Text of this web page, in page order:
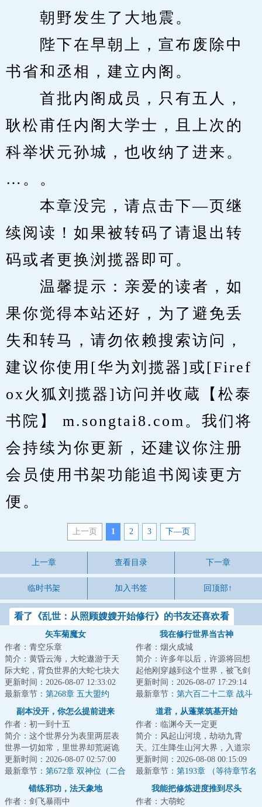
朝野发生了大地震。
陛下在早朝上，宣布废除中
书省和丞相，建立内阁。
首批内阁成员，只有五人，
耿松甫任内阁大学士，且上次的
科举状元孙城，也收纳了进来。
…。。
本章没完，请点击下—页继
续阅读！如果被转码了请退出转
码或者更换浏揽器即可。
温馨提示：亲爱的读者，如
果你觉得本站还好，为了避免丢
失和转马，请勿依赖搜索访问，
建议你使用[华为刘揽器]或[Firef
ox火狐刘揽器]访问并收蔵【松泰
书院】 m.songtai8.com。我们将
会持续为你更新，还建议你注册
会员使用书架功能追书阅读更方
便。
上一页 1 2 3 下—页
上一章 查看目录 下一章
临时书架 加入书签 回顶部↑
看了《乱世：从照顾嫂嫂开始修行》的书友还喜欢看
矢车菊魔女
作者：青空乐章
简介：黄昏云海，大蛇遨游于天
际大蛇，背负世界的大蛇七块大
陆于蛇背之上起伏，亿万生灵随
之于云海飘摇这...
更新时间：2026-08-07 12:33:02
最新章节： 第268章 五大盟约
我在修行世界当古神
作者：烟火成城
简介：许多年以后，许源将回想
起他刚穿越到这个世界，被飞剑
钉在大桥上的那个晚上。那时的
他以为这是个修...
更新时间：2026-08-07 17:29:14
最新章节： 第六百二十二章 战斗
的原本结局！
副本没开，你怎么提前进来
了？！
作者：初一到十五
简介：这个世界分为表里两层表
世界一切如常，里世界却荒诞诡
谲那里，超凡与扭曲并行，罪恶
与欲念滋长一旦...
更新时间：2026-08-07 02:57:00
最新章节： 第672章 双神位（二合
道君，从蓬莱筑基开始
作者：临渊今天一定更
简介：风起山河境，劫动九霄
天。江生降生山河大界，入道宗
蓬莱，八岁许道、四载识文、六
载春秋已天道筑基...
更新时间：2026-08-08 00:15:09
最新章节： 第193章 （等待章节名
替换哦）
错练邪功，法天象地
作者：剑飞暴雨中
我能把修炼进度推到尽头
作者：大萌蛇